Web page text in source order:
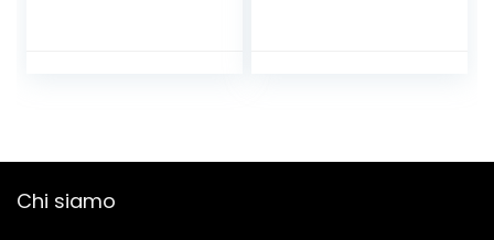
del Cavo Ø1-13mm
Chi siamo